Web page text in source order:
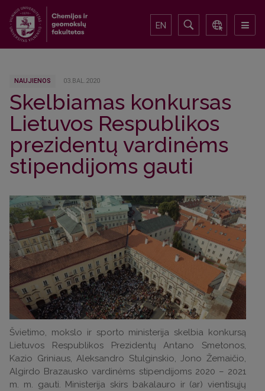
EN
NAUJIENOS 03.BAL.2020
Skelbiamas konkursas
Lietuvos Respublikos
prezidentų vardinėms
stipendijoms gauti
Švietimo, mokslo ir sporto ministerija skelbia konkursą
Lietuvos Respublikos Prezidentų Antano Smetonos,
Kazio Griniaus, Aleksandro Stulginskio, Jono Žemaičio,
Algirdo Brazausko vardinėms stipendijoms 2020 – 2021
m. m. gauti. Ministerija skirs bakalauro ir (ar) vientisųjų